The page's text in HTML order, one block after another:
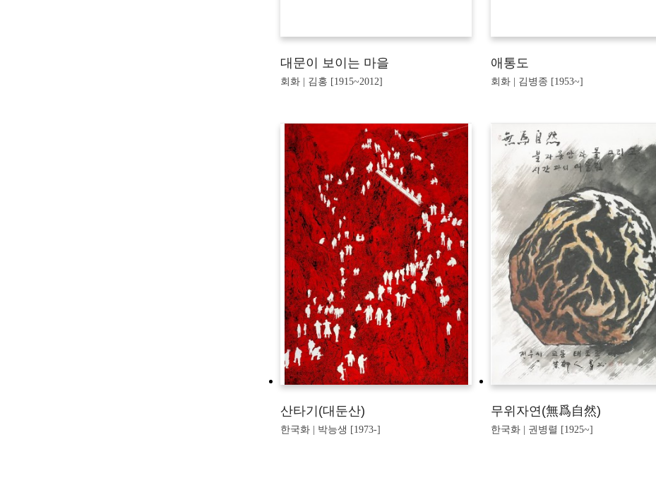
대문이 보이는 마을
회화 | 김홍 [1915~2012]
애통도
회화 | 김병종 [1953~]
산타기(대둔산)
한국화 | 박능생 [1973-]
무위자연(無爲自然)
한국화 | 권병렬 [1925~]